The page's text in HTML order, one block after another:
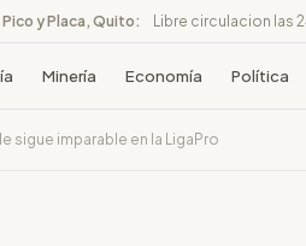
Pico y Placa, Quito: Libre circulacion las
Minería Economía Política
sigue imparable en la LigaPro